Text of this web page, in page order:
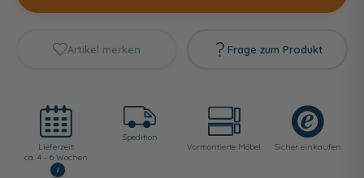
Artikel merken Frage zum Produkt
Lieferzeit:
ca. 4 - 6 Wochen
i
Spedition
Vormontierte Möbel
Sicher einkaufen